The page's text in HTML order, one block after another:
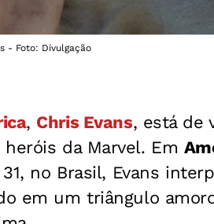
- Foto: Divulgação
, Chris Evans, está de
da Marvel. Em
no Brasil, Evans
em um triângulo